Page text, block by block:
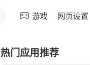
游戏 网页设置
热门应用推荐